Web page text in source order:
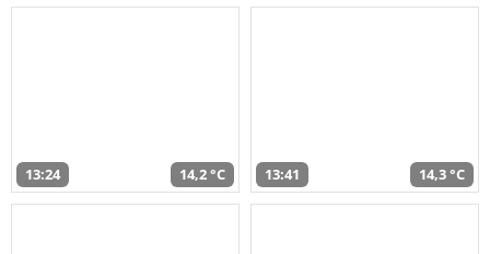
13:24 14,2 °C 13:41 14,3 °C